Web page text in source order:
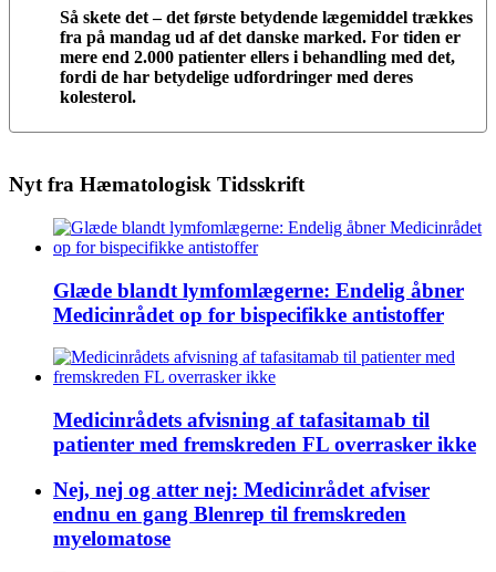
Så skete det – det første betydende lægemiddel trækkes
fra på mandag ud af det danske marked. For tiden er
mere end 2.000 patienter ellers i behandling med det,
fordi de har betydelige udfordringer med deres
kolesterol.
Nyt fra Hæmatologisk Tidsskrift
Glæde blandt lymfomlægerne: Endelig åbner
Medicinrådet op for bispecifikke antistoffer
Medicinrådets afvisning af tafasitamab til
patienter med fremskreden FL overrasker ikke
Nej, nej og atter nej: Medicinrådet afviser
endnu en gang Blenrep til fremskreden
myelomatose